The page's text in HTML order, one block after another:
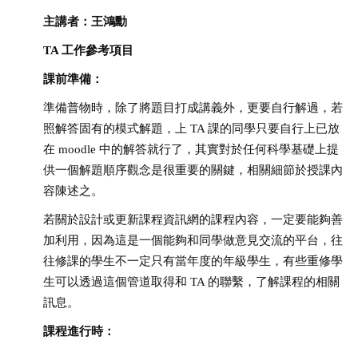
主講者：王鴻勳
TA 工作參考項目
課前準備：
準備普物時，除了將題目打成講義外，更要自行解過，若
照解答固有的模式解題，上 TA 課的同學只要自行上已放
在 moodle 中的解答就行了，其實對於任何科學基礎上提
供一個解題順序觀念是很重要的關鍵，相關細節於授課內
容陳述之。
若關於設計或更新課程資訊網的課程內容，一定要能夠善
加利用，因為這是一個能夠和同學做意見交流的平台，往
往修課的學生不一定只有當年度的年級學生，有些重修學
生可以透過這個管道取得和 TA 的聯繫，了解課程的相關
訊息。
課程進行時：